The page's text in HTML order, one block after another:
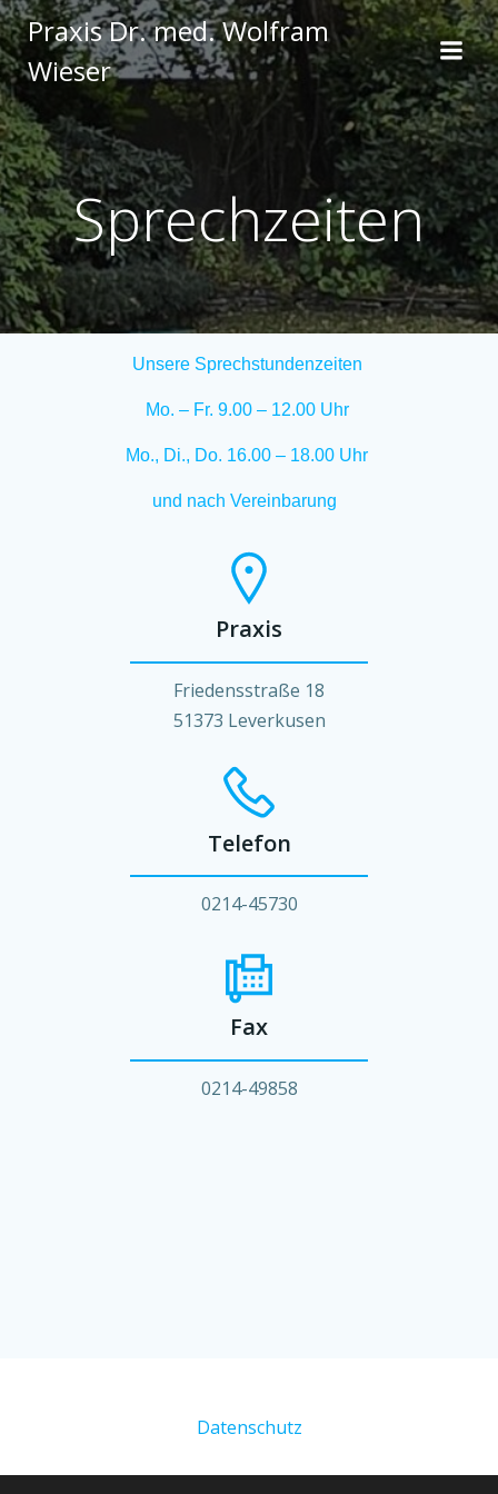
Skip
to
content
Praxis Dr. med. Wolfram
Wieser
Sprechzeiten
Unsere Sprechstundenzeiten
Mo. – Fr. 9.00 – 12.00 Uhr
Mo., Di., Do. 16.00 – 18.00 Uhr
und nach Vereinbarung
Praxis
Friedensstraße 18
51373 Leverkusen
Telefon
0214-45730
Fax
0214-49858
Datenschutz